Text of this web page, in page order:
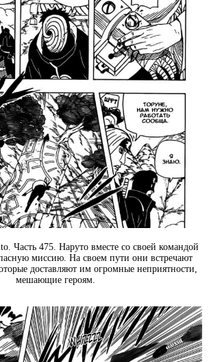
Часть 475. Наруто вместе со своей командой
миссию. На своем пути они встречают
доставляют им огромные неприятности,
мешающие героям.